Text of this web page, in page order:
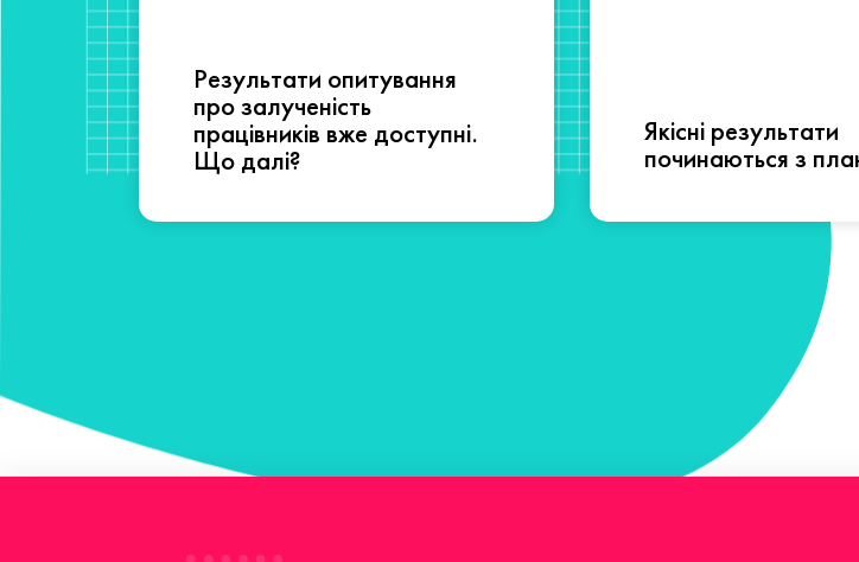
Результати опитування
про залученість
працівників вже доступні.
Що далі?
Якісні результати
починаються з